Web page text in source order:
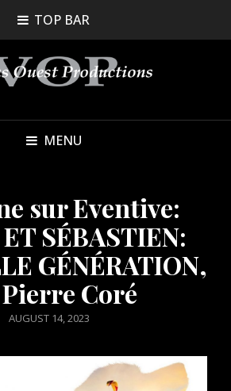
TOP BAR
MENU
sur Eventive:
SÉBASTIEN:
GÉNÉRATION,
Coré
POSTED
AUGUST 14, 2023